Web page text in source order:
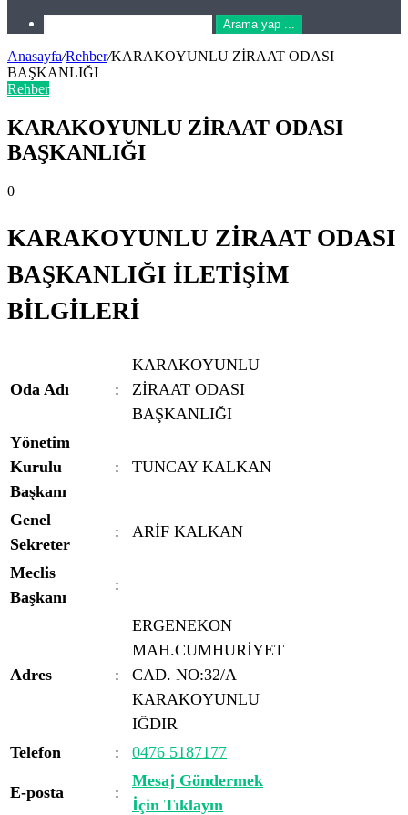
Arama yap ...
Anasayfa/Rehber/KARAKOYUNLU ZİRAAT ODASI
BAŞKANLIĞI
Rehber
KARAKOYUNLU ZİRAAT ODASI
BAŞKANLIĞI
0
KARAKOYUNLU ZİRAAT ODASI
BAŞKANLIĞI İLETİŞİM
BİLGİLERİ
Oda Adı :
KARAKOYUNLU
ZİRAAT ODASI
BAŞKANLIĞI
Yönetim
Kurulu
Başkanı
: TUNCAY KALKAN
Genel
Sekreter
: ARİF KALKAN
Meclis
Başkanı
:
Adres :
ERGENEKON
MAH.CUMHURİYET
CAD. NO:32/A
KARAKOYUNLU
IĞDIR
Telefon
: 0476 5187177
E-posta :
Mesaj Göndermek
İçin Tıklayın